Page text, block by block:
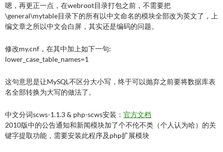
嗯，再更正一点，在webroot目录打包之前，不需要把
\general\mytable目录下的所有以中文命名的模块全部改为英文了，上
编文章之所以中文会白屏，其实还是编码的问题。
修改my.cnf，在其中加上如下一句:
lower_case_table_names=1
这句意思是让MySQL不区分大小写，终于可以抛弃之前要将数据库表
名全部转换为大写的做法了。
中文分词scws-1.1.3 & php-scws安装： 官方文档
2010版中的公告通知和新闻模块加了个不伦不类（个人认为哈）的关
键字提取功能，需要安装此程序及php扩展模块